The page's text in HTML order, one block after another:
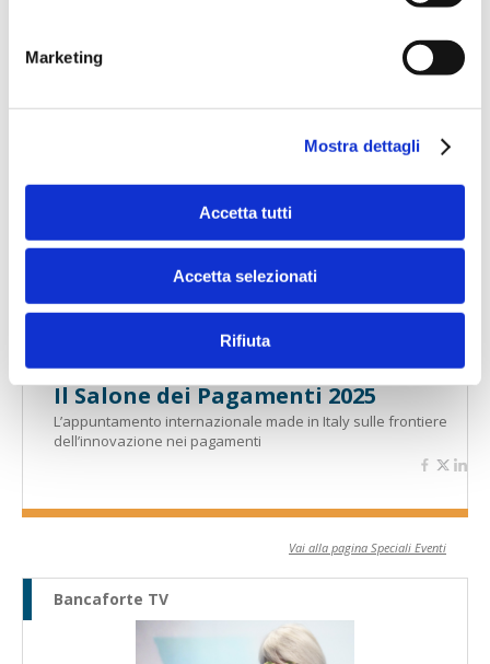
Marketing
Mostra dettagli
Accetta tutti
Accetta selezionati
Rifiuta
Banche per l'inclusione
Il Salone dei Pagamenti 2025
L’appuntamento internazionale made in Italy sulle frontiere
dell’innovazione nei pagamenti
Vai alla pagina Speciali Eventi
Bancaforte TV